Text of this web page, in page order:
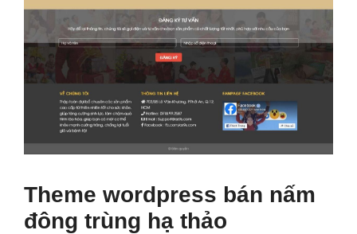
Theme wordpress bán nấm
đông trùng hạ thảo